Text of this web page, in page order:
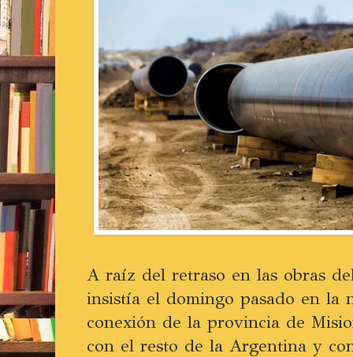
A raíz del retraso en las obras
insistía el domingo pasado en la
conexión de la provincia de
con el resto de la Argentina y